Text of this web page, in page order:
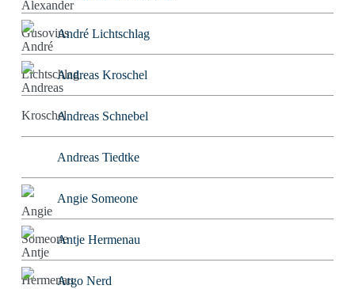
André Lichtschlag
Andreas Kroschel
Andreas Schnebel
Andreas Tiedtke
Angie Someone
Antje Hermenau
Argo Nerd